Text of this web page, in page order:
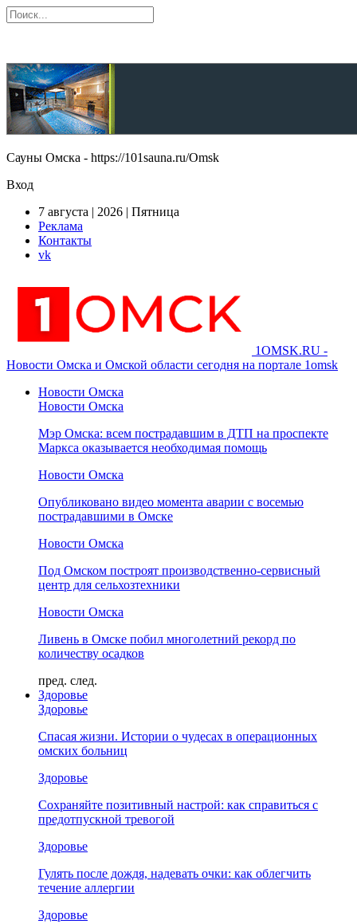
Сауны Омска - https://101sauna.ru/Omsk
Вход
7 августа | 2026 | Пятница
Реклама
Контакты
vk
1OMSK.RU -
Новости Омска и Омской области сегодня на портале 1omsk
Новости Омска
Новости Омска
Мэр Омска: всем пострадавшим в ДТП на проспекте
Маркса оказывается необходимая помощь
Новости Омска
Опубликовано видео момента аварии с восемью
пострадавшими в Омске
Новости Омска
Под Омском построят производственно-сервисный
центр для сельхозтехники
Новости Омска
Ливень в Омске побил многолетний рекорд по
количеству осадков
пред. след.
Здоровье
Здоровье
Спасая жизни. Истории о чудесах в операционных
омских больниц
Здоровье
Сохраняйте позитивный настрой: как справиться с
предотпускной тревогой
Здоровье
Гулять после дождя, надевать очки: как облегчить
течение аллергии
Здоровье